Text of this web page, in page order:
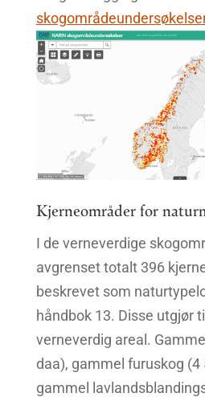
Kjerneområder for
I de verneverdige
avgrenset totalt 396
beskrevet som
håndbok 13. Disse utgjør
verneverdig areal.
daa), gammel furuskog (4
gammel